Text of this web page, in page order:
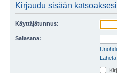
Kirjaudu sisään
Käyttäjätunnus:
Salasana: